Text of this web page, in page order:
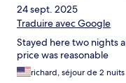
24 sept. 2025
Traduire avec Google
Stayed here two nights
price was reasonable
richard, séjour de 2 nuits